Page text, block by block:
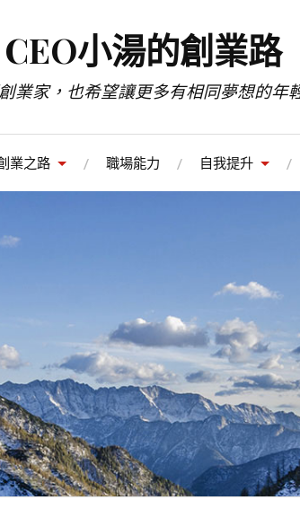
CEO小湯的創業路
業家，也希望讓更多有相同夢想的年
業之路 職場能力 自我提升